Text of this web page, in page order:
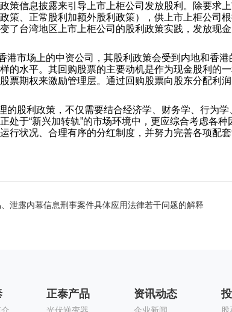
策信息披露来引导上市上柜公司发放股利。除要求
策、正常股利加额外股利政策），供上市上柜公司
了台湾地区上市上柜公司的股利政策实践，发放现
港市场上的中资公司，其股利政策会受到内地和香
的水平。其回购股票的主要动机是作为现金股利的
票期权来激励管理层。通过回购股票向股东分配利
的股利政策，不仅需要结合经济学、财务学、行为
处于“新兴加转轨”的市场环境中，更应综合考虑各
行状况、合理有序的分红制度，并努力完善各项配套
泄露内幕信息刑事案件具体应用法律若干问题的解释
正泰产品 资讯动态